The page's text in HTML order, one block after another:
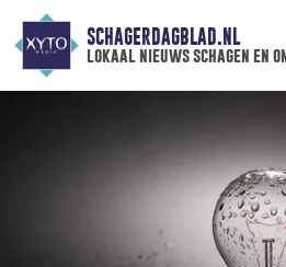
SCHAGERDAGBLAD.NL
lokaal nieuws schagen en